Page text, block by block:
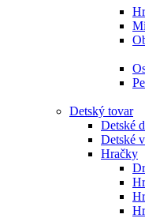
Detský tovar
Detské
Detské
Hračky